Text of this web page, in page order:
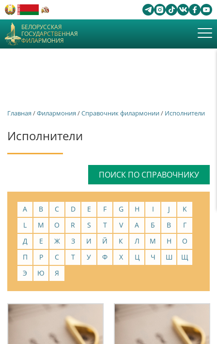
БЕЛОРУССКАЯ
ГОСУДАРСТВЕННАЯ
ФИЛАРМОНИЯ
Главная /Филармония /Справочник филармонии/ Исполнители
Исполнители
ПОИСК ПО СПРАВОЧНИКУ
A B C D E F G H I J
K
L
M O R S T V А Б В
Г
Д
Е Ж З И Й К Л М Н
О
П
Р С Т У Ф Х Ц Ч Ш
Щ
Э
Ю Я